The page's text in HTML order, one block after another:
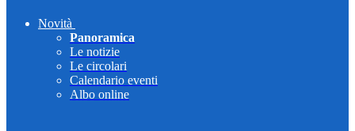
Novità
Panoramica
Le notizie
Le circolari
Calendario eventi
Albo online